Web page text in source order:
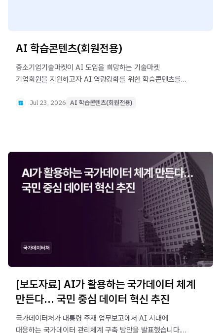
AI 학습콘텐츠(회원전용)
중소기업기술마켓이 AI 도입을 희망하는 기술마켓
기업회원을 지원하고자 AI 역량강화를 위한 학습콘텐츠를
Jul 23, 2026 AI 학습콘텐츠(회원전용)
[보도자료] AI가 활용하는 국가데이터 체계
만든다… 국민 중심 데이터 혁신 추진
국가데이터처가 대통령 주재 업무보고에서 AI 시대에
대응하는 국가데이터 관리체계 구축 방안을 발표했습니다.